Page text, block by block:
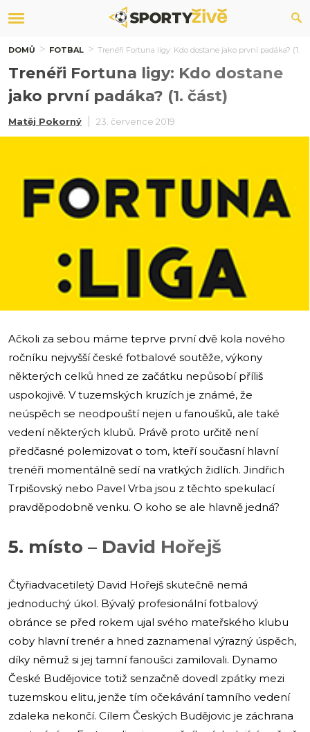
DOMŮ FOTBAL Trenéři Fortuna ligy: Kdo dostane jako první padáka? (1.
Trenéři Fortuna ligy: Kdo dostane
jako první padáka? (1. část)
Matěj Pokorný 23. července 2019
Ačkoli za sebou máme teprve první dvě kola nového
ročníku nejvyšší české fotbalové soutěže, výkony
některých celků hned ze začátku nepůsobí příliš
uspokojivě. V tuzemských kruzích je známé, že
neúspěch se neodpouští nejen u fanoušků, ale také
vedení některých klubů. Právě proto určitě není
předčasné polemizovat o tom, kteří současní hlavní
trenéři momentálně sedí na vratkých židlích. Jindřich
Trpišovský nebo Pavel Vrba jsou z těchto spekulací
pravděpodobně venku. O koho se ale hlavně jedná?
5. místo – David Hořejš
Čtyřiadvacetiletý David Hořejš skutečně nemá
jednoduchý úkol. Bývalý profesionální fotbalový
obránce se před rokem ujal svého mateřského klubu
coby hlavní trenér a hned zaznamenal výrazný úspěch,
díky němuž si jej tamní fanoušci zamilovali. Dynamo
České Budějovice totiž senzačně dovedl zpátky mezi
tuzemskou elitu, jenže tím očekávání tamního vedení
zdaleka nekončí. Cílem Českých Budějovic je záchrana